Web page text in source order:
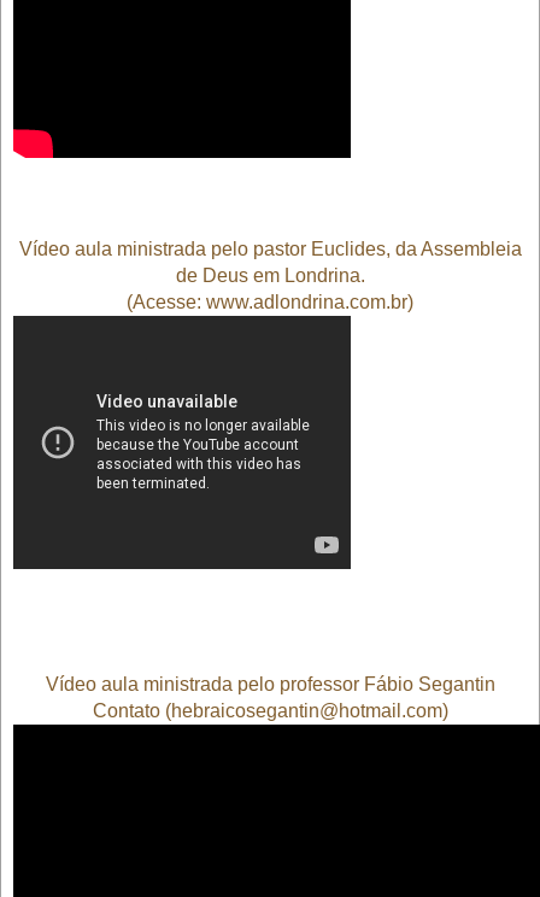
Vídeo aula ministrada pelo pastor Euclides, da Assembleia
de Deus em Londrina.
(Acesse: www.adlondrina.com.br)
Vídeo aula ministrada pelo professor Fábio Segantin
Contato (hebraicosegantin@hotmail.com)